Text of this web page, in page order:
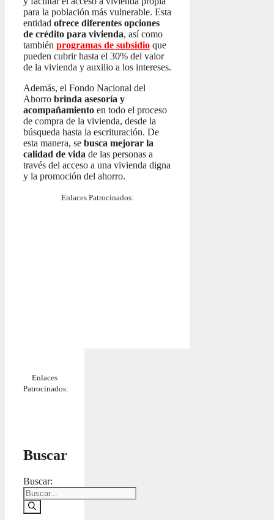
para la población más vulnerable. Esta
entidad ofrece diferentes opciones
de crédito para vivienda, así como
también programas de subsidio que
pueden cubrir hasta el 30% del valor
de la vivienda y auxilio a los intereses.
Además, el Fondo Nacional del
Ahorro brinda asesoría y
acompañamiento en todo el proceso
de compra de la vivienda, desde la
búsqueda hasta la escrituración. De
esta manera, se busca mejorar la
calidad de vida de las personas a
través del acceso a una vivienda digna
y la promoción del ahorro.
Enlaces Patrocinados:
Enlaces
Patrocinados:
Buscar
Buscar: